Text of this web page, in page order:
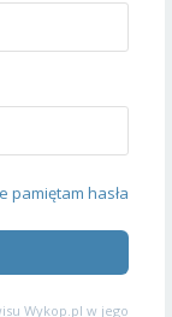
pamiętam hasła
Wykop.pl w jego